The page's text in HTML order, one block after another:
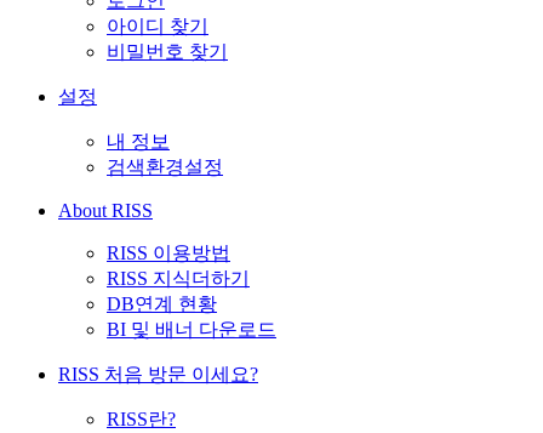
아이디 찾기
비밀번호 찾기
설정
내 정보
검색환경설정
About RISS
RISS 이용방법
RISS 지식더하기
DB연계 현황
BI 및 배너 다운로드
RISS 처음 방문 이세요?
RISS란?